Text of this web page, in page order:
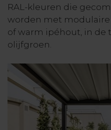
RAL-kleuren die
worden met
of warm ipéhout, in
olijfgroen.